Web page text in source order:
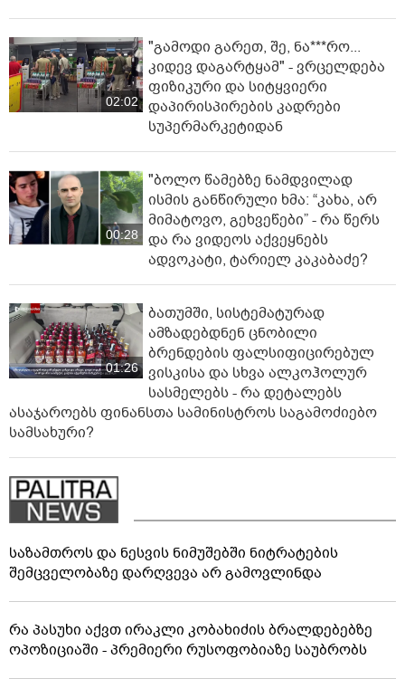
02:02
"გამოდი გარეთ, შე, ნა***რო...
კიდევ დაგარტყამ" - ვრცელდება
ფიზიკური და სიტყვიერი
დაპირისპირების კადრები
სუპერმარკეტიდან
00:28
"ბოლო წამებზე ნამდვილად
ისმის განწირული ხმა: “კახა, არ
მიმატოვო, გეხვეწები” - რა წერს
და რა ვიდეოს აქვეყნებს
ადვოკატი, ტარიელ კაკაბაძე?
01:26
ბათუმში, სისტემატურად
ამზადებდნენ ცნობილი
ბრენდების ფალსიფიცირებულ
ვისკისა და სხვა ალკოჰოლურ
სასმელებს - რა დეტალებს
ასაჯაროებს ფინანსთა სამინისტროს საგამოძიებო
სამსახური?
საზამთროს და ნესვის ნიმუშებში ნიტრატების
შემცველობაზე დარღვევა არ გამოვლინდა
რა პასუხი აქვთ ირაკლი კობახიძის ბრალდებებზე
ოპოზიციაში - პრემიერი რუსოფობიაზე საუბრობს